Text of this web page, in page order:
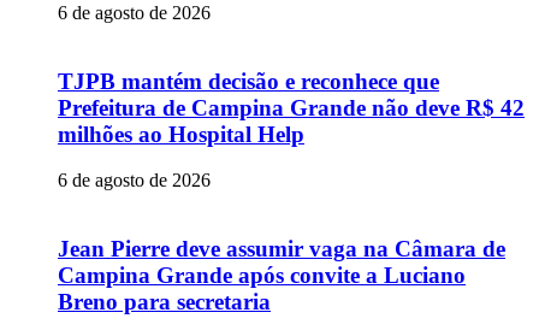
6 de agosto de 2026
TJPB mantém decisão e reconhece que
Prefeitura de Campina Grande não deve R$ 42
milhões ao Hospital Help
6 de agosto de 2026
Jean Pierre deve assumir vaga na Câmara de
Campina Grande após convite a Luciano
Breno para secretaria